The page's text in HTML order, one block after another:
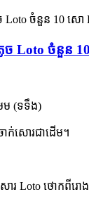
តតូច Loto ចំនួន
(ទទឹង)
ាក់សោរជាដើម។